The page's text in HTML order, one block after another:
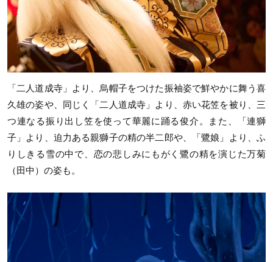
「二人道成寺」より、烏帽子をつけた振袖姿で鮮やかに舞う喜
久雄の姿や、同じく「二人道成寺」より、赤い花笠を被り、三
つ連なる振り出し笠を使って華麗に踊る俊介。また、「連獅
子」より、迫力ある親獅子の精の半二郎や、「鷺娘」より、ふ
りしきる雪の中で、恋の悲しみにもがく鷺の精を演じた万菊
（田中）の姿も。